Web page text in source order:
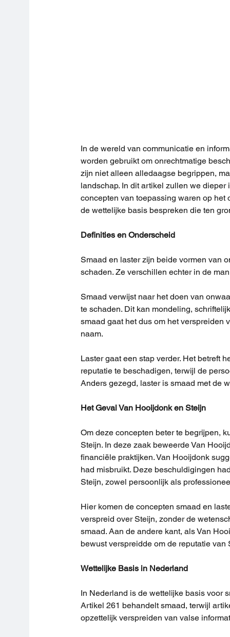
In de wereld van communicatie en
worden gebruikt om onrechtmatige
zijn niet alleen alledaagse begrippen,
landschap. In dit artikel zullen we
concepten van toepassing waren op
de wettelijke basis bespreken die ten
Definities en Onderscheid
Smaad en laster zijn beide vormen van
schaden. Ze verschillen echter in de
Smaad verwijst naar het doen van
te schaden. Dit kan mondeling,
smaad gaat het dus om het
naam.
Laster gaat een stap verder. Het betreft
reputatie te beschadigen, terwijl de
Anders gezegd, laster is smaad met de
Het Geval Van Hooijdonk en Steijn
Om deze concepten beter te begrijpen,
Steijn. In deze zaak beweerde Van
financiële praktijken. Van Hooijdonk
had misbruikt. Deze beschuldigingen
Steijn, zowel persoonlijk als
Hier komen de concepten smaad en
verspreid over Steijn, zonder de
smaad. Aan de andere kant, als Van
bewust verspreidde om de reputatie
Wettelijke Basis in Nederland
In Nederland is de wettelijke basis voor
Artikel 261 behandelt smaad, terwijl
opzettelijk verspreiden van valse